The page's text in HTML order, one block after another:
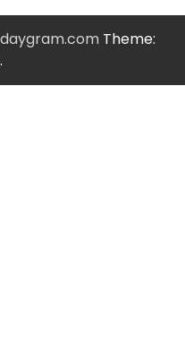
Theme:
.